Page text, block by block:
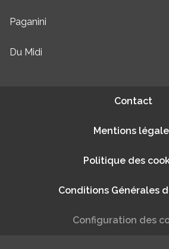
Paganini
Du Midi
Contact
Mentions
Politique des
Conditions Générales
Configuration des